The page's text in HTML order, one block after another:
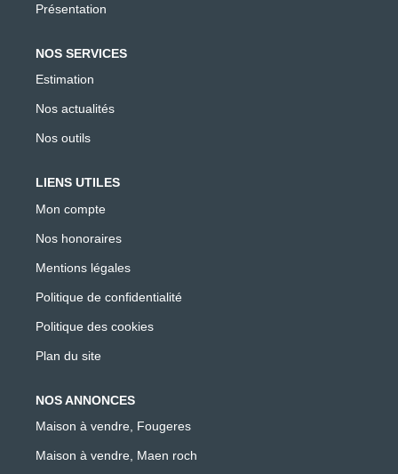
Présentation
NOS SERVICES
Estimation
Nos actualités
Nos outils
LIENS UTILES
Mon compte
Nos honoraires
Mentions légales
Politique de confidentialité
Politique des cookies
Plan du site
NOS ANNONCES
Maison à vendre, Fougeres
Maison à vendre, Maen roch